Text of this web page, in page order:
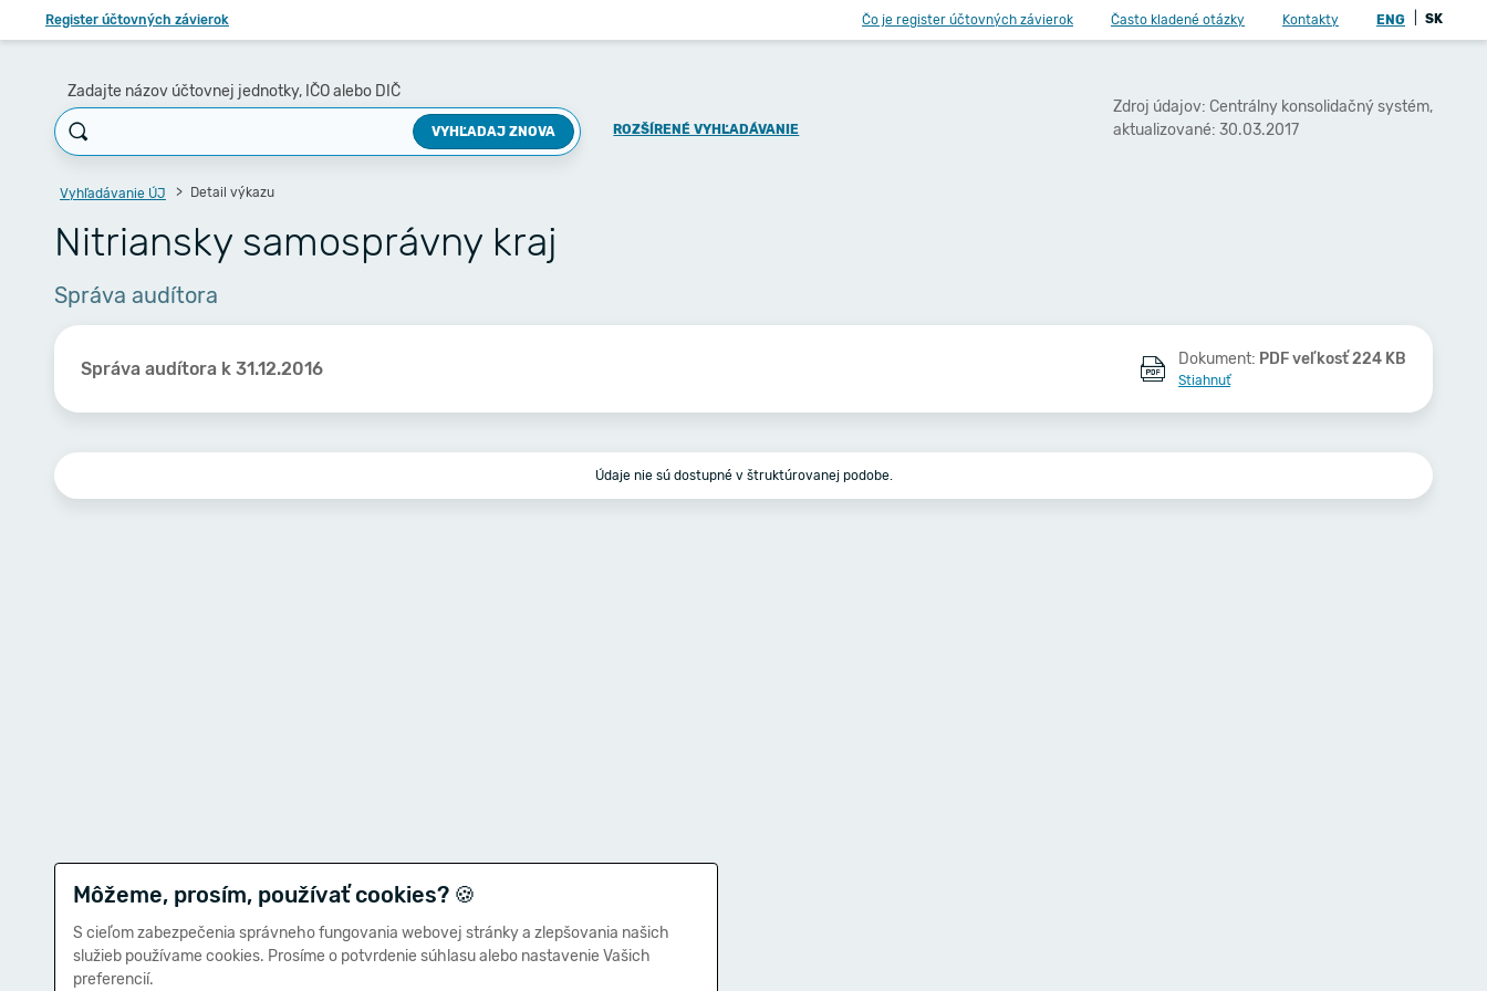
Register účtovných závierok Čo je register účtovných závierok Často kladené otázky Kontakty ENG SK
Zadajte názov účtovnej jednotky, IČO alebo DIČ
VYHĽADAJ ZNOVA ROZŠÍRENÉ VYHĽADÁVANIE
Zdroj údajov: Centrálny konsolidačný systém,
aktualizované: 30.03.2017
Vyhľadávanie ÚJ Detail výkazu
Nitriansky samosprávny kraj
Správa audítora
Správa audítora k 31.12.2016 Dokument: PDF veľkosť 224 KB
Stiahnuť
Údaje nie sú dostupné v štruktúrovanej podobe.
Môžeme, prosím, používať cookies? 🍪
S cieľom zabezpečenia správneho fungovania webovej stránky a zlepšovania našich
služieb používame cookies. Prosíme o potvrdenie súhlasu alebo nastavenie Vašich
preferencií.